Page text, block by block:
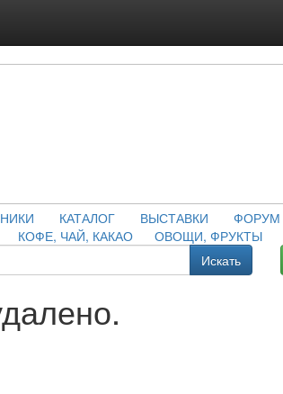
КАТАЛОГ ВЫСТАВКИ ФОРУМ
КОФЕ, ЧАЙ, КАКАО ОВОЩИ, ФРУКТЫ
Искать